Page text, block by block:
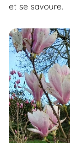
et se savoure.